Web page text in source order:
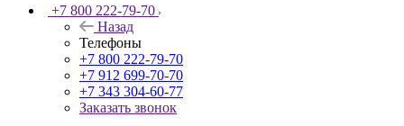
+7 800 222-79-70
Назад
Телефоны
+7 800 222-79-70
+7 912 699-70-70
+7 343 304-60-77
Заказать звонок